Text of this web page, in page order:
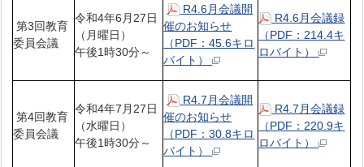
第3回教育
委員会議
令和4年6月27日
（月曜日）
午後1時30分～
R4.6月会議開
催のお知らせ
（PDF：45.6キロ
バイト）
R4.6月会議録
（PDF：214.4キ
ロバイト）
第4回教育
委員会議
令和4年7月27日
（水曜日）
午後1時30分～
R4.7月会議開
催のお知らせ
（PDF：30.8キロ
バイト）
R4.7月会議録
（PDF：220.9キ
ロバイト）